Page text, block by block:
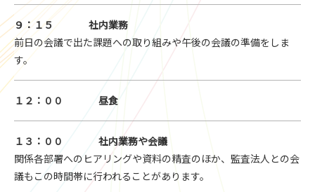
９：１５
社内業務
前日の会議で出た課題への取り組みや午後の会議の準備をしま
す。
１２：００ 昼食
１３：００
社内業務や会議
関係各部署へのヒアリングや資料の精査のほか、監査法人との会
議もこの時間帯に行われることがあります。